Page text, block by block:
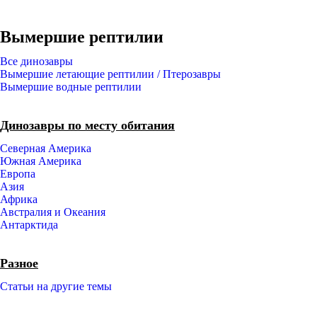
Вымершие рептилии
Все динозавры
Вымершие летающие рептилии / Птерозавры
Вымершие водные рептилии
Динозавры по месту обитания
Северная Америка
Южная Америка
Европа
Азия
Африка
Австралия и Океания
Антарктида
Разное
Статьи на другие темы